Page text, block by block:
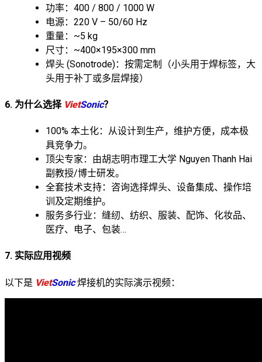
功率：400 / 800 / 1000 W
电源：220 V – 50/60 Hz
重量：~5 kg
尺寸：~400×195×300 mm
焊头 (Sonotrode)：按需定制（小头用于焊标签，大
头用于补丁或多层焊接）
6. 为什么选择 VietSonic？
100% 本土化：从设计到生产，维护方便，成本极
具竞争力。
顶尖专家：由胡志明市理工大学 Nguyen Thanh Hai
副教授/博士研发。
全套技术支持：咨询选择焊头、设备集成、操作培
训及定期维护。
服务多行业：缝纫、纺织、服装、配饰、化妆品、
医疗、电子、包装…
7. 实际应用视频
以下是 VietSonic焊接机的实际演示视频：